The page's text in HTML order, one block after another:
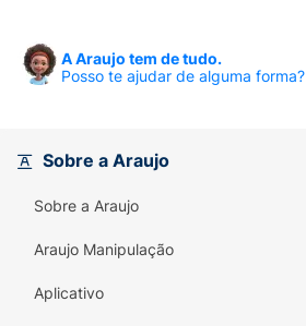
A Araujo tem de tudo.
Posso te ajudar de alguma forma?
Sobre a Araujo
Sobre a Araujo
Araujo Manipulação
Aplicativo